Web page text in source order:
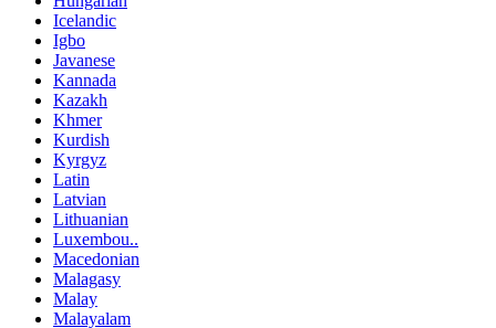
Icelandic
Igbo
Javanese
Kannada
Kazakh
Khmer
Kurdish
Kyrgyz
Latin
Latvian
Lithuanian
Luxembou..
Macedonian
Malagasy
Malay
Malayalam